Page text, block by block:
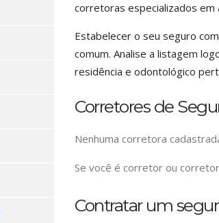
corretoras especializados em
Estabelecer o seu seguro
comum. Analise a listagem
residência e odontológico
Corretores de
Nenhuma corretora
Se você é corretor ou
Contratar um